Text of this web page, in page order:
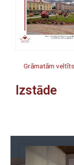
Grāmatām
Izstāde